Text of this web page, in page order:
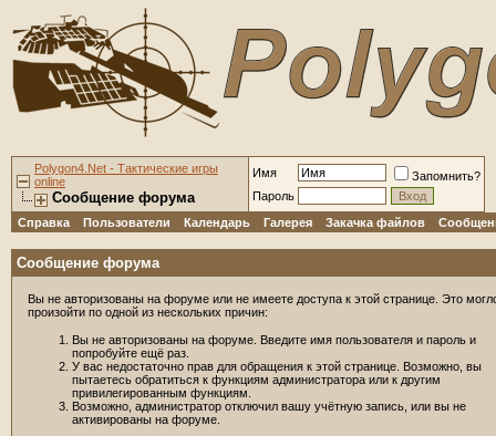
Polygon4.Net - Тактические игры
online
Сообщение форума
Имя
Запомнить?
Пароль
Справка
Пользователи Календарь Галерея Закачка файлов
Сообщение форума
Вы не авторизованы на форуме или не имеете доступа к этой странице. Это
произойти по одной из нескольких причин:
Вы не авторизованы на форуме. Введите имя пользователя и пароль и
попробуйте ещё раз.
У вас недостаточно прав для обращения к этой странице. Возможно, вы
пытаетесь обратиться к функциям администратора или к другим
привилегированным функциям.
Возможно, администратор отключил вашу учётную запись, или вы не
активированы на форуме.